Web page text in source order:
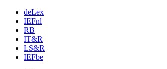
deLex
IEFnl
RB
IT&R
LS&R
IEFbe